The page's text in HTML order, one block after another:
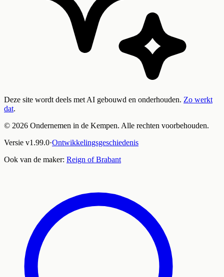
Deze site wordt deels met AI gebouwd en onderhouden. Zo werkt
dat.
© 2026 Ondernemen in de Kempen. Alle rechten voorbehouden.
Versie v1.99.0·Ontwikkelingsgeschiedenis
Ook van de maker: Reign of Brabant